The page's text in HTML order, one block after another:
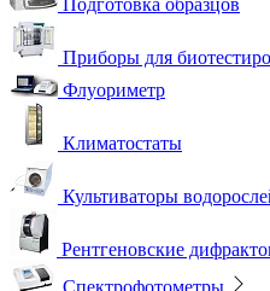
Подготовка образцов
Приборы для
Флуориметр
Климатостаты
Культиваторы
Рентгеновские
Спектрофотометры